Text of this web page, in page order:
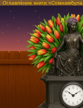
Оглавление книги